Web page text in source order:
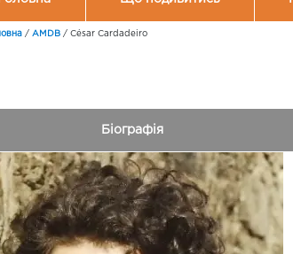
/ AMDB / César Cardadeiro
Біографія